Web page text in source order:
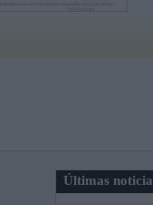
Últimas